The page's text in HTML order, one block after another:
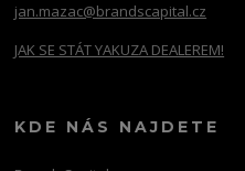
jan.mazac@brandscapital.cz
JAK SE STÁT YAKUZA DEALEREM!
KDE NÁS NAJDETE